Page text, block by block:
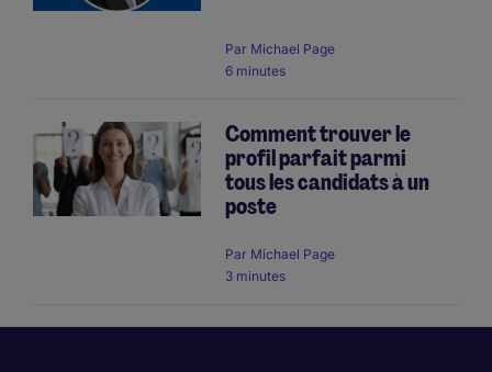
Par Michael Page
6 minutes
Comment trouver le
profil parfait parmi
tous les candidats à un
poste
Par Michael Page
3 minutes